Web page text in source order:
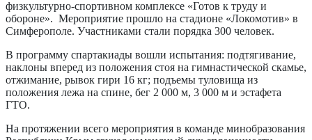
физкультурно-спортивном комплексе «Готов к труду и
обороне». Мероприятие прошло на стадионе «Локомотив» в
Симферополе. Участниками стали порядка 300 человек.
В программу спартакиады вошли испытания: подтягивание,
наклоны вперед из положения стоя на гимнастической скамье,
отжимание, рывок гири 16 кг; подъемы туловища из
положения лежа на спине, бег 2 000 м, 3 000 м и эстафета
ГТО.
На протяжении всего мероприятия в команде минобразования